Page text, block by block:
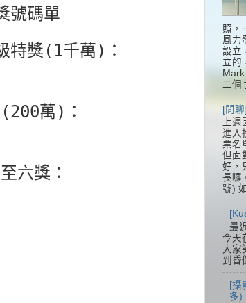
號碼單
特獎(1千萬)：
萬)：
六獎：
照，
風力
設立
立的
二個
[閒
上
進入
票名
但面
好，
長囉
號)
最
今天
大家
到昏
[攝
多)